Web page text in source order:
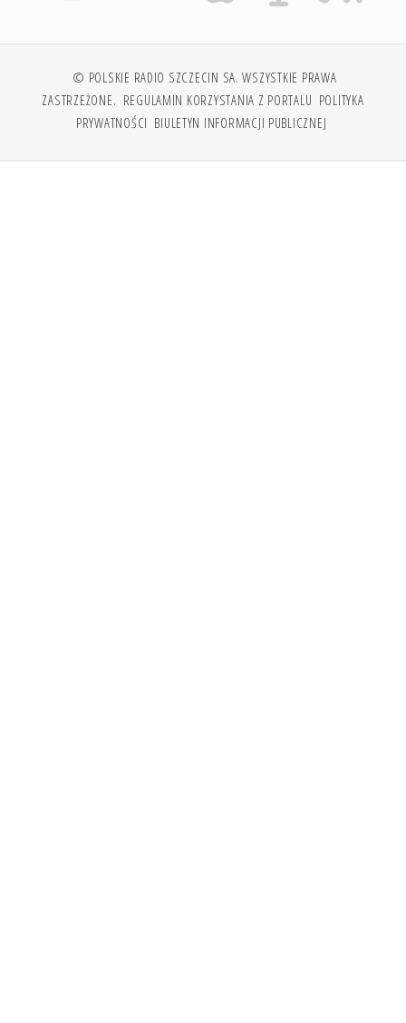
© POLSKIE RADIO SZCZECIN SA. WSZYSTKIE PRAWA
ZASTRZEŻONE. REGULAMIN KORZYSTANIA Z PORTALU POLITYKA
PRYWATNOŚCI BIULETYN INFORMACJI PUBLICZNEJ